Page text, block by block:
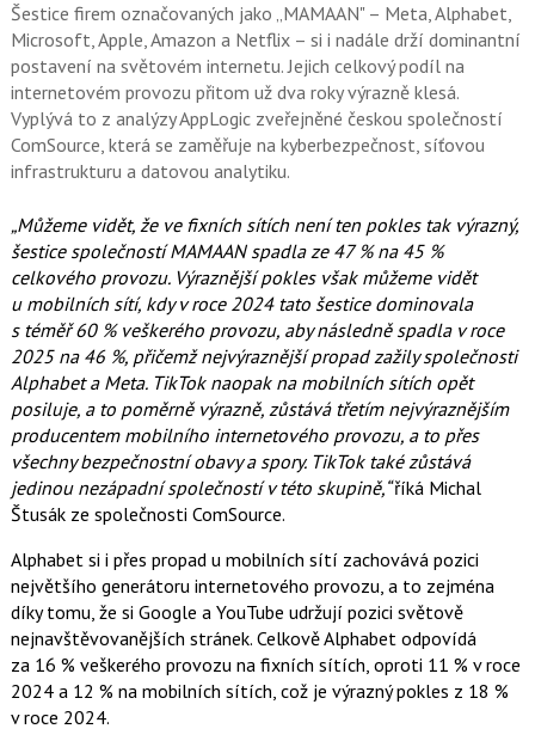
Šestice firem označovaných jako „MAMAAN" – Meta, Alphabet,
Microsoft, Apple, Amazon a Netflix – si i nadále drží dominantní
postavení na světovém internetu. Jejich celkový podíl na
internetovém provozu přitom už dva roky výrazně klesá.
Vyplývá to z analýzy AppLogic zveřejněné českou společností
ComSource, která se zaměřuje na kyberbezpečnost, síťovou
infrastrukturu a datovou analytiku.
„Můžeme vidět, že ve fixních sítích není ten pokles tak výrazný,
šestice společností MAMAAN spadla ze 47 % na 45 %
celkového provozu. Výraznější pokles však můžeme vidět
u mobilních sítí, kdy v roce 2024 tato šestice dominovala
s téměř 60 % veškerého provozu, aby následně spadla v roce
2025 na 46 %, přičemž nejvýraznější propad zažily společnosti
Alphabet a Meta. TikTok naopak na mobilních sítích opět
posiluje, a to poměrně výrazně, zůstává třetím nejvýraznějším
producentem mobilního internetového provozu, a to přes
všechny bezpečnostní obavy a spory. TikTok také zůstává
jedinou nezápadní společností v této skupině,“říká Michal
Štusák ze společnosti ComSource.
Alphabet si i přes propad u mobilních sítí zachovává pozici
největšího generátoru internetového provozu, a to zejména
díky tomu, že si Google a YouTube udržují pozici světově
nejnavštěvovanějších stránek. Celkově Alphabet odpovídá
za 16 % veškerého provozu na fixních sítích, oproti 11 % v roce
2024 a 12 % na mobilních sítích, což je výrazný pokles z 18 %
v roce 2024.